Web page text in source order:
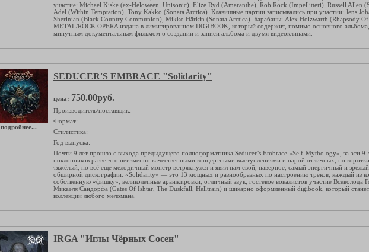
участие: Michael Kiske (ex-Heloween, Unisonic), Elize Ryd (Amaranthe), Rob Rock (Impellitteri), Russell Allen
Adel (Within Temptation), Tony Kakko (Sonata Arctica). Клавишные партии записывались при участии: Jens
Sherinian (Black Country Communion), Mikko Härkin (Sonata Arctica). Барабаны: Alex Holzwarth (Rhapsody Of
METAL/ROCK OPERA издана в лимитированном DIGIBOOK, который содержит, помимо основного
минутным документальным фильмом о создании и записи альбома и двумя видеоклипами.
подробнее...
SEDUCER'S EMBRACE "Solidarity"
цена: 750.00руб.
Производитель/поставщик:
Формат:
Стилистика:
Год выпуска:
Почти 9 лет прошло с выхода предыдущего полноформатника Seducer’s Embrace «Self-Mythology», за эти 9
поклонников разве что неизменно качественными концертными выступлениями и парой отличных, но
тяжёлый, но всё еще мелодичный монстр встряхнулся и явил нам свой, наверное, самый энергичный и
обширной дискографии. «Solidarity» — это 13 мощных и разнообразных по настроению треков, каждый из
собственную «фишку», великолепные аранжировки, отличный звук, гостевое вокалистов участие Всеволода
Микаэля Сандорфа (Gates Of Ishtar, The Duskfall, Helltrain) и шикарно оформленный digibook, который
коллекции любого меломана.
IRGA "Иглы Чёрных Сосен"